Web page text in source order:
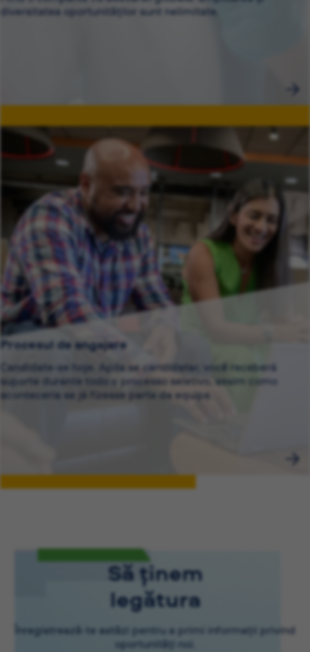
diversitatea oportunităților sunt nelimitate.
Procesul de angajare
Candidate-se hoje. Após se candidatar, você receberá
suporte durante todo o processo seletivo, assim como
aconteceria se já fizesse parte da equipe.
Să ținem
legătura
Înregistrează-te astăzi pentru a primi informații privind
oportunități noi.